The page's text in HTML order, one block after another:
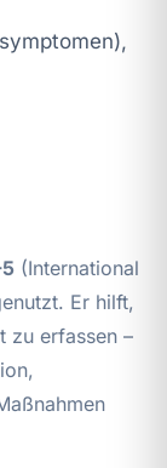
(International
Er hilft,
zu erfassen –